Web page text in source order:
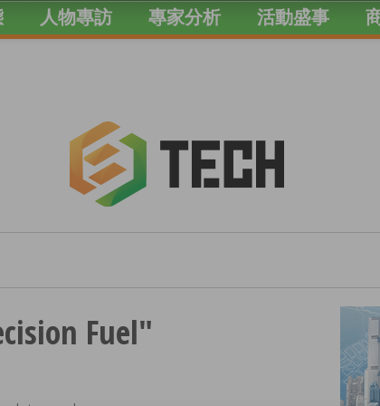
人物專訪 專家分析 活動盛事
Fuel"